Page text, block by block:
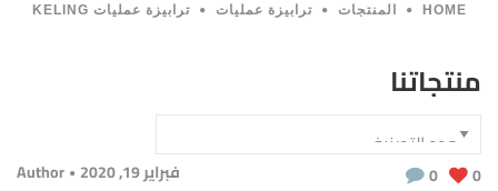
HOME المنتجات ترابيزة عمليات ترابيزة عمليات KELING
منتجاتنا
فبراير 19, 2020 Author 0 0